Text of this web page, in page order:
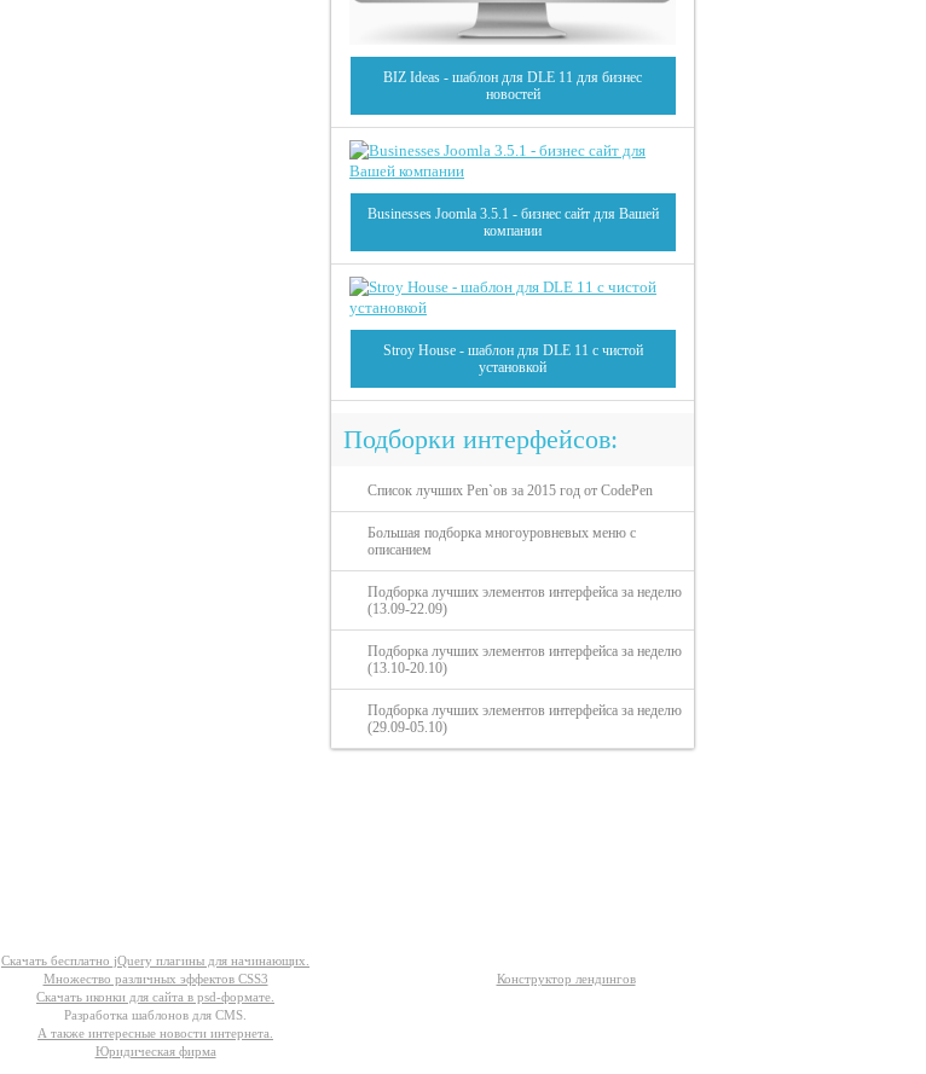
BIZ Ideas - шаблон для DLE 11 для бизнес
новостей
Businesses Joomla 3.5.1 - бизнес сайт для Вашей
компании
Stroy House - шаблон для DLE 11 с чистой
установкой
Подборки интерфейсов:
Список лучших Pen`ов за 2015 год от CodePen
Большая подборка многоуровневых меню с
описанием
Подборка лучших элементов интерфейса за неделю
(13.09-22.09)
Подборка лучших элементов интерфейса за неделю
(13.10-20.10)
Подборка лучших элементов интерфейса за неделю
(29.09-05.10)
Скачать бесплатно jQuery плагины для начинающих.
Множество различных эффектов CSS3
Скачать иконки для сайта в psd-формате.
Разработка шаблонов для CMS.
А также интересные новости интернета.
Юридическая фирма
Конструктор лендингов